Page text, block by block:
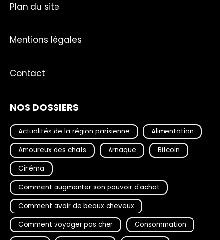
Plan du site
Mentions légales
Contact
NOS DOSSIERS
Actualités de la région parisienne
Alimentation
Amoureux des chats
Arnaque
Bitcoin
Cinéma
Comment augmenter son pouvoir d'achat
Comment avoir de beaux cheveux
Comment voyager pas cher
Consommation